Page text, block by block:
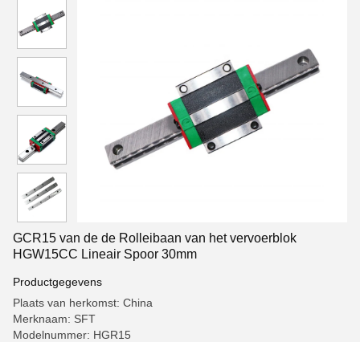
GCR15 van de de Rolleibaan van het vervoerblok
HGW15CC Lineair Spoor 30mm
Productgegevens
Plaats van herkomst: China
Merknaam: SFT
Modelnummer: HGR15